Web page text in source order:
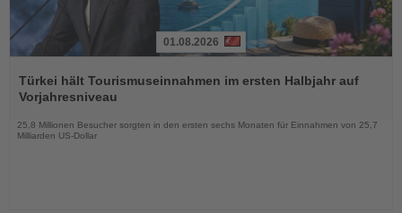
Sie
die
Nachrichten
01.08.2026
Türkei hält Tourismuseinnahmen im ersten Halbjahr auf
Vorjahresniveau
25,8 Millionen Besucher sorgten in den ersten sechs Monaten für Einnahmen von 25,7
Milliarden US-Dollar